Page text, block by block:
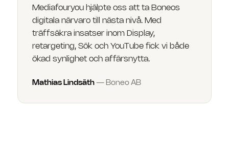
Mediafouryou hjälpte oss att ta Boneos
digitala närvaro till nästa nivå. Med
träffsäkra insatser inom Display,
retargeting, Sök och YouTube fick vi både
ökad synlighet och affärsnytta.
Mathias Lindsäth — Boneo AB